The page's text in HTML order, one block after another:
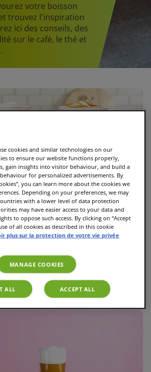
votre boisson
trouvez l'inspiration
ici des conseils, des
sur le café, le thé et
T Discs TASSIMO : Toutes les
dosettes TASSIMO
cookies and similar technologies on our
to ensure our website functions properly,
gain insights into visitor behaviour, and build a
for personalized advertisements. By
you can learn more about the cookies we
Depending on your preferences, we may
with a lower level of data protection
may have easier access to your data and
to oppose such access. By clicking on “Accept
of all cookies as described in this cookie
plus sur la protection de votre vie privée
MANAGE COOKIES
ALL ACCEPT ALL